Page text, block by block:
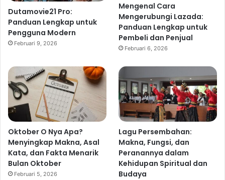
Dutamovie21 Pro:
Panduan Lengkap untuk
Pengguna Modern
Februari 9, 2026
Mengenal Cara
Mengerubungi Lazada:
Panduan Lengkap untuk
Pembeli dan Penjual
Februari 6, 2026
Oktober O Nya Apa?
Menyingkap Makna, Asal
Kata, dan Fakta Menarik
Bulan Oktober
Februari 5, 2026
Lagu Persembahan:
Makna, Fungsi, dan
Peranannya dalam
Kehidupan Spiritual dan
Budaya